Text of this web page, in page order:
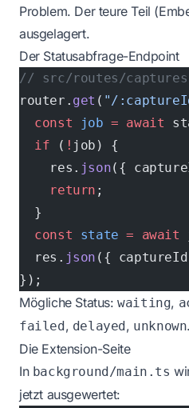
Problem. Der teure Teil
ausgelagert.
Der Statusabfrage-Endpoint
// src/routes/
router. get ( "/
  const
job = await
  if
( ! job) {
    res.
json({
    return
;
  }
  const
state = await
  res.
json ({
});
Mögliche Status:waiting,
failed, delayed, unknown.
Die Extension-Seite
In background/main.ts
jetzt ausgewertet: